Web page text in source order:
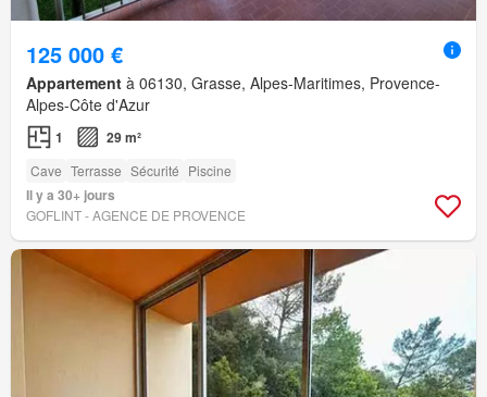
125 000 €
Appartement à 06130, Grasse, Alpes-Maritimes, Provence-
Alpes-Côte d'Azur
1 29 m²
Cave Terrasse Sécurité Piscine
Il y a 30+ jours
GOFLINT - AGENCE DE PROVENCE